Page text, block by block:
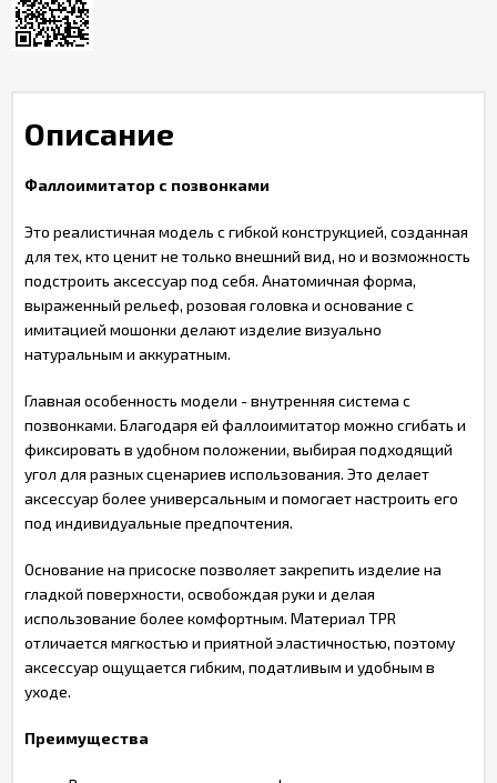
Описание
Фаллоимитатор с позвонками
Это реалистичная модель с гибкой конструкцией, созданная
для тех, кто ценит не только внешний вид, но и возможность
подстроить аксессуар под себя. Анатомичная форма,
выраженный рельеф, розовая головка и основание с
имитацией мошонки делают изделие визуально
натуральным и аккуратным.
Главная особенность модели - внутренняя система с
позвонками. Благодаря ей фаллоимитатор можно сгибать и
фиксировать в удобном положении, выбирая подходящий
угол для разных сценариев использования. Это делает
аксессуар более универсальным и помогает настроить его
под индивидуальные предпочтения.
Основание на присоске позволяет закрепить изделие на
гладкой поверхности, освобождая руки и делая
использование более комфортным. Материал TPR
отличается мягкостью и приятной эластичностью, поэтому
аксессуар ощущается гибким, податливым и удобным в
уходе.
Преимущества